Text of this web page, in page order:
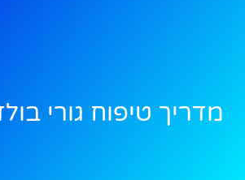
מדריך טיפוח גורי